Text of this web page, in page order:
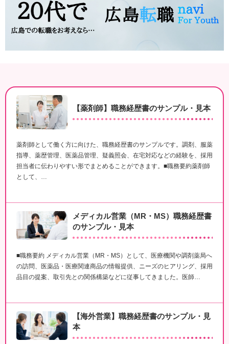
【薬剤師】職務経歴書のサンプル・見本
薬剤師として働く方に向けた、職務経歴書のサンプルです。調剤、服薬
指導、薬歴管理、医薬品管理、疑義照会、在宅対応などの経験を、採用
担当者に伝わりやすい形でまとめることができます。■職務要約薬剤師
として、…
メディカル営業（MR・MS）職務経歴書
のサンプル・見本
■職務要約 メディカル営業（MR・MS）として、医療機関や調剤薬局へ
の訪問、医薬品・医療関連商品の情報提供、ニーズのヒアリング、採用
品目の提案、取引先との関係構築などに従事してきました。医師…
【海外営業】職務経歴書のサンプル・見
本